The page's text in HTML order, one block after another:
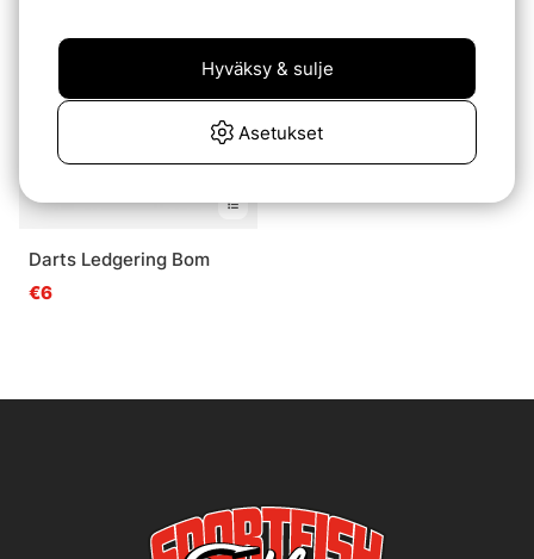
Darts Ledgering Bom
€6
Asetukset
Hyväksy & sulje